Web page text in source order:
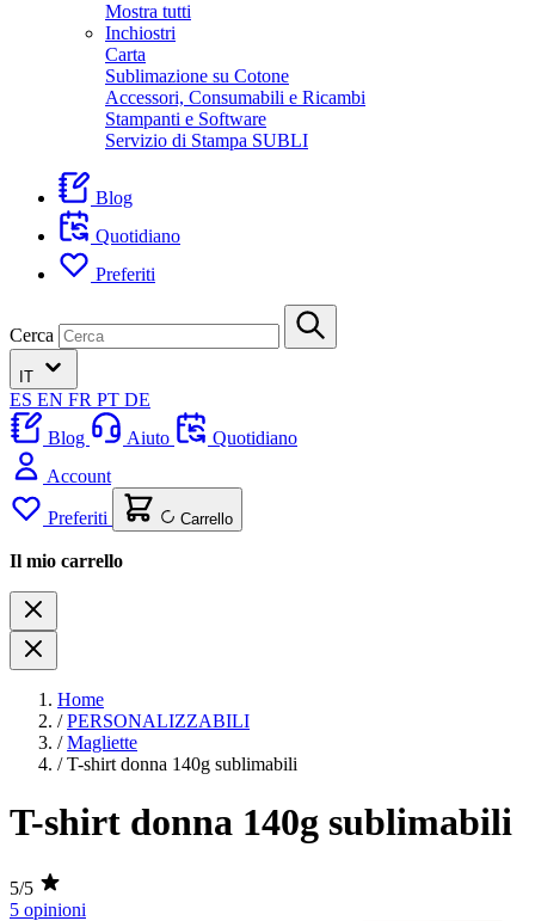
Mostra tutti
Inchiostri
Carta
Sublimazione su Cotone
Accessori, Consumabili e Ricambi
Stampanti e Software
Servizio di Stampa SUBLI
Blog
Quotidiano
Preferiti
Cerca
IT
ES EN FR PT DE
Blog
Aiuto
Quotidiano
Account
Preferiti Carrello
Il mio carrello
Home
/ PERSONALIZZABILI
/ Magliette
/ T-shirt donna 140g sublimabili
T-shirt donna 140g sublimabili
5/5
5 opinioni